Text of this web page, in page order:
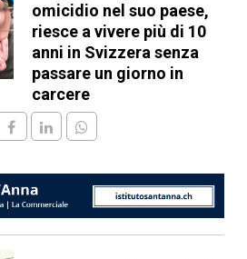
omicidio nel suo paese,
riesce a vivere più di 10
anni in Svizzera senza
passare un giorno in
carcere